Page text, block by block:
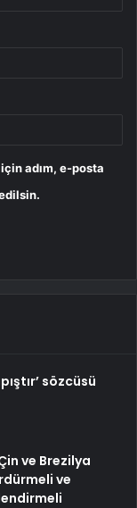
adım, e-posta
sözcüsü
ve Brezilya
ve